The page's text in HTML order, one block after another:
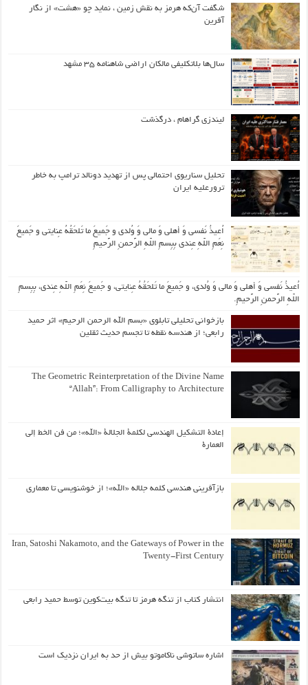
شگفت آن‌که هرمز به نقش زمین ، نماید چو «هشت» از نگار
آفرین
سال‌ها بلاتکلیفی مالکان اراضی شاهنامه ۳۵ مشهد
لیندزی گراهام ، درگذشت
تحلیل سناریوی احتمالی پس از تهدید دونالد ترامپ به خاطر
ترورعلیه ایران
اُعیذُ نَفسی وَ أهلی وَ مالی وَ وُلدی و جَمیعَ ما تَلحَقُهُ عِنایتی و جَمیعَ
نِعَمِ اللّهِ عِندی بِبِسمِ اللّهِ الرَّحمنِ الرَّحیمِ
اُعیذُ نَفسی وَ أهلی وَ مالی وَ وُلدی، و جَمیعَ ما تَلحَقُهُ عِنایتی، و جَمیعَ نِعَمِ اللّهِ عِندی، بِبِسمِ
اللّهِ الرَّحمنِ الرَّحیمِ.
بازخوانی تحلیلی تابلوی «بسم الله الرحمن الرحیم» اثر حمید
رابعی؛ از هندسه نقطه تا تجسم حدیث ثقلین
The Geometric Reinterpretation of the Divine Name
“Allah”: From Calligraphy to Architecture
إعادة التشكيل الهندسي لكلمة الجلالة «الله»؛ من فن الخط إلى
العمارة
بازآفرینی هندسی کلمه جلاله «الله»؛ از خوشنویسی تا معماری
Iran, Satoshi Nakamoto, and the Gateways of Power in the
Twenty-First Century
انتشار کتاب از تنگه هرمز تا تنگه بیت‌کوین توسط حمید رابعی
اشاره ساتوشی ناکاموتو بیش از حد به ایران نزدیک است